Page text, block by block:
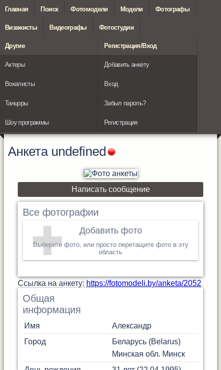
Главная Поиск Фотомодели Модели Фотографы
Визажисты Видеографы Фотостудии
Другие
Актеры
Вокалисты
Танцоры
Шоу программы
Регистрация/Вход
Добавить анкету
Вход
Забыл пароль?
Регистрация
Анкета undefined
Написать сообщение
Все фотографии
Добавить фото
Выберите фото, или просто перетащите фото в эту
область
Cсылка на анкету: https://fotomodeli.by/anketa/2052
Общая
информация
Имя
Александр
Город
Беларусь (Belarus)
Минская обл. Минск